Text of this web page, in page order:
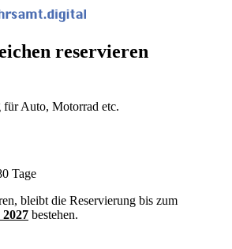
reservieren
Auto, Motorrad etc.
Tage
bleibt die Reservierung bis zum
bestehen.